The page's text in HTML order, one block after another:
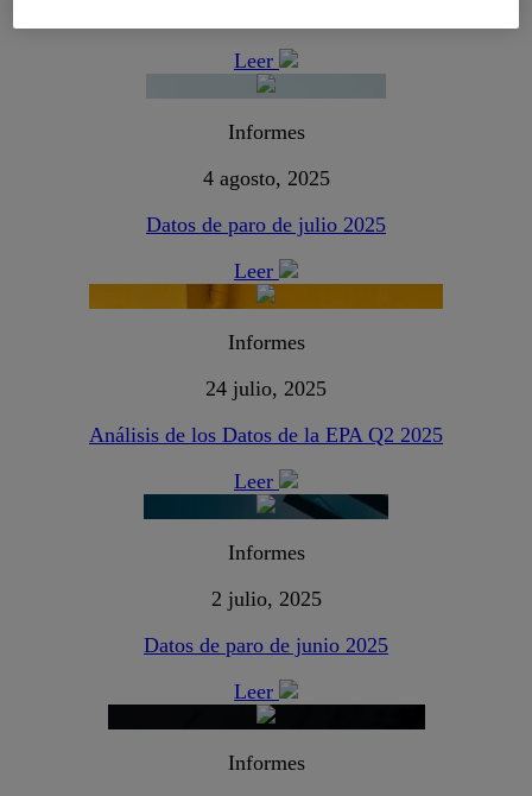
Leer
Informes
4 agosto, 2025
Datos de paro de julio 2025
Leer
Informes
24 julio, 2025
Análisis de los Datos de la EPA Q2 2025
Leer
Informes
2 julio, 2025
Datos de paro de junio 2025
Leer
Informes